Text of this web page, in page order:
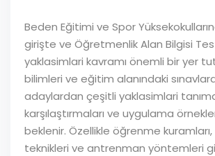
Beden Eğitimi ve Spor
girişte ve Öğretmenlik Alan Bilgisi
yaklasimlari kavramı önemli bir yer
bilimleri ve eğitim alanındaki
adaylardan çeşitli yaklasimlari
karşılaştırmaları ve uygulama
beklenir. Özellikle öğrenme
teknikleri ve antrenman yöntemleri